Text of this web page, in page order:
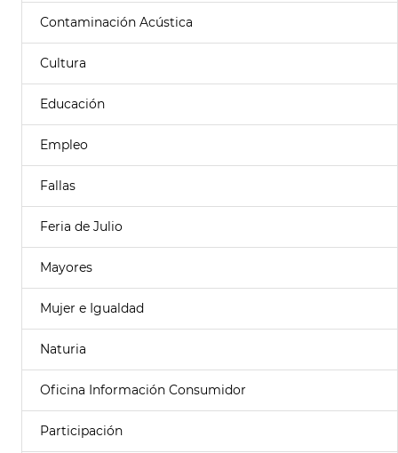
Contaminación Acústica
Cultura
Educación
Empleo
Fallas
Feria de Julio
Mayores
Mujer e Igualdad
Naturia
Oficina Información Consumidor
Participación